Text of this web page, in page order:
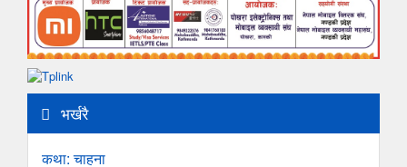
भर्खरै
कथा: चाहना